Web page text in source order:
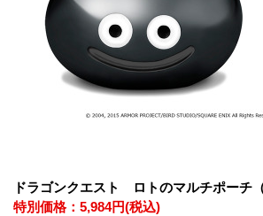
ドラゴンクエスト ロトのマルチポーチ
特別価格：5,984円(税込)